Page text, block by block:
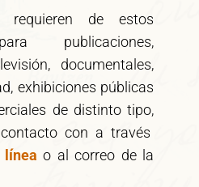
de estos
publicaciones,
documentales,
exhibiciones públicas
de distinto tipo,
con a través
o al correo de la